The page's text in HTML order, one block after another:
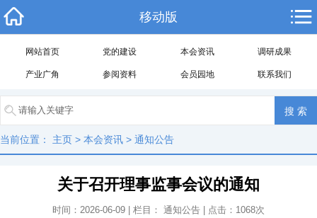
移动版
网站首页 党的建设 本会资讯 调研成果
产业广角 参阅资料 会员园地 联系我们
当前位置： 主页 > 本会资讯 > 通知公告
关于召开理事监事会议的通知
时间：2026-06-09 | 栏目： 通知公告 | 点击： 1068次